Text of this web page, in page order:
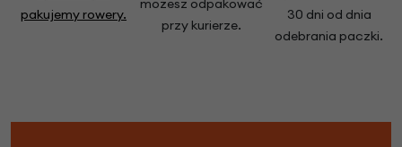
pakujemy rowery.
przy kurierze.
30 dni od dnia
odebrania paczki.